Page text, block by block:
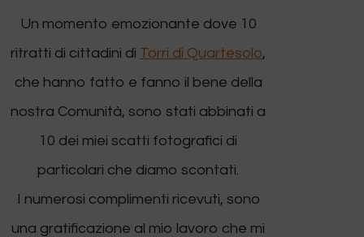
Un momento emozionante dove 10
ritratti di cittadini di Torri di Quartesolo,
che hanno fatto e fanno il bene della
nostra Comunità, sono stati abbinati a
10 dei miei scatti fotografici di
particolari che diamo scontati.
I numerosi complimenti ricevuti, sono
una gratificazione al mio lavoro che mi